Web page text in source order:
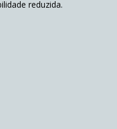
reduzida.